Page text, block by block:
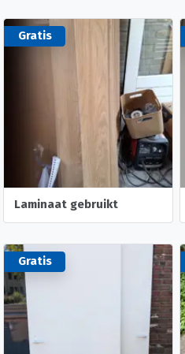
Gratis
Laminaat gebruikt
Gratis